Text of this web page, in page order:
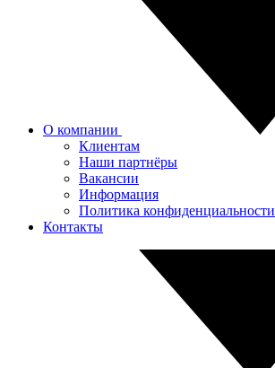
О компании
Клиентам
Наши партнёры
Вакансии
Информация
Политика конфиденциальности
Контакты